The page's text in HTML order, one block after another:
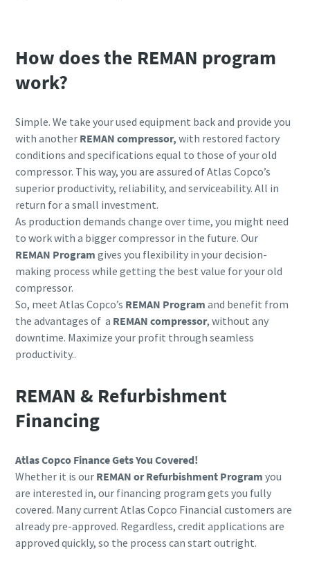
How does the REMAN program
work?
Simple. We take your used equipment back and provide you
with another REMAN compressor, with restored factory
conditions and specifications equal to those of your old
compressor. This way, you are assured of Atlas Copco’s
superior productivity, reliability, and serviceability. All in
return for a small investment.
As production demands change over time, you might need
to work with a bigger compressor in the future. Our
REMAN Program gives you flexibility in your decision-
making process while getting the best value for your old
compressor.
So, meet Atlas Copco’s REMAN Program and benefit from
the advantages of a REMAN compressor, without any
downtime. Maximize your profit through seamless
productivity..
REMAN & Refurbishment
Financing
Atlas Copco Finance Gets You Covered!
Whether it is our REMAN or Refurbishment Program you
are interested in, our financing program gets you fully
covered. Many current Atlas Copco Financial customers are
already pre-approved. Regardless, credit applications are
approved quickly, so the process can start outright.